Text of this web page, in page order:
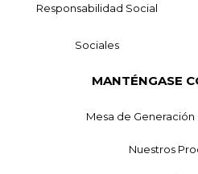
Responsabilidad Social
Sociales
MANTÉNGASE
Mesa de
Nuestros